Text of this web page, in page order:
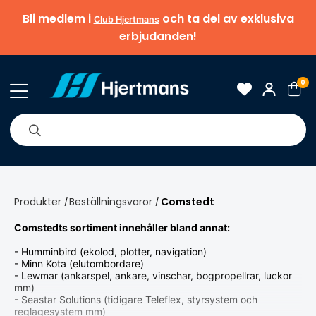
Bli medlem i Club Hjertmansoch ta del av exklusiva
erbjudanden!
0
Nyheter Om oss Varumärken Tips & guider
Produkter /Beställningsvaror / Comstedt
Comstedts sortiment innehåller bland annat:
- Humminbird (ekolod, plotter, navigation)
- Minn Kota (elutombordare)
- Lewmar (ankarspel, ankare, vinschar, bogpropellrar, luckor
mm)
- Seastar Solutions (tidigare Teleflex, styrsystem och
reglagesystem mm)